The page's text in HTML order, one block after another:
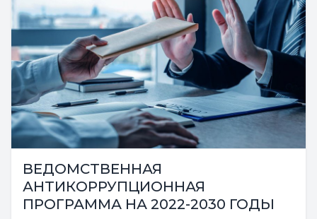
ВЕДОМСТВЕННАЯ
АНТИКОРРУПЦИОННАЯ
ПРОГРАММА НА 2022-2030 ГОДЫ